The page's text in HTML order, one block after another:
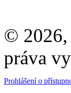
© 2026,
práva
Prohlášení o